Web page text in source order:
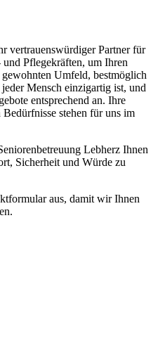
vertrauenswürdiger Partner für
Pflegekräften, um Ihren
Umfeld, bestmöglich
Mensch einzigartig ist, und
entsprechend an. Ihre
stehen für uns im
Lebherz Ihnen
Sicherheit und Würde zu
aus, damit wir Ihnen